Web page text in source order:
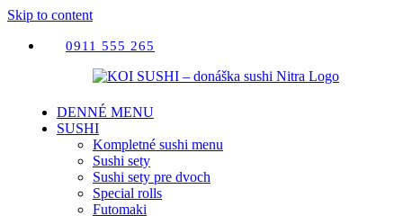
Skip to content
0911 555 265
DENNÉ MENU
SUSHI
Kompletné sushi menu
Sushi sety
Sushi sety pre dvoch
Special rolls
Futomaki